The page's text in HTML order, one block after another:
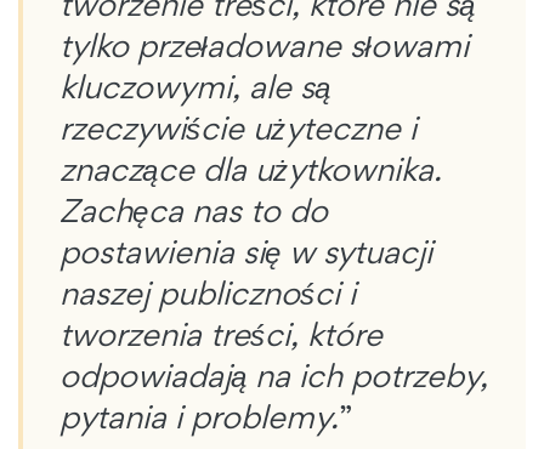
tylko przeładowane słowami
kluczowymi, ale są
rzeczywiście użyteczne i
znaczące dla użytkownika.
Zachęca nas to do
postawienia się w sytuacji
naszej publiczności i
tworzenia treści, które
odpowiadają na ich potrzeby,
pytania i problemy.”